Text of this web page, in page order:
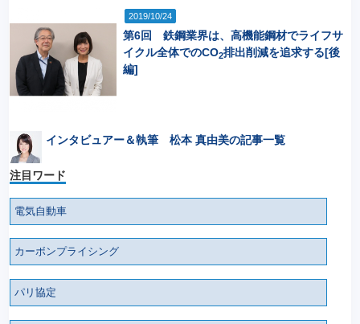
2019/10/24
第6回 鉄鋼業界は、高機能鋼材でライフサ
イクル全体でのCO2排出削減を追求する[後
編]
インタビュアー＆執筆 松本 真由美の記事一覧
注目ワード
電気自動車
カーボンプライシング
パリ協定